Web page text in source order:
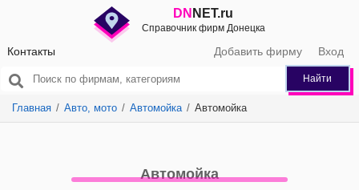
DN NET.ru
Справочник фирм Донецка
Контакты Добавить фирму Вход
Найти
Главная Авто, мото Автомойка Автомойка
Автомойка